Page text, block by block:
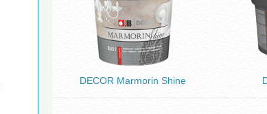
DECOR Marmorin Shine